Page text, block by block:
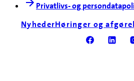
Privatlivs- og
NyhederHøringer og